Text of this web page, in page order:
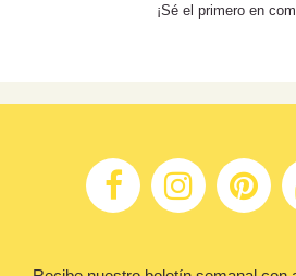
¡Sé el primero en